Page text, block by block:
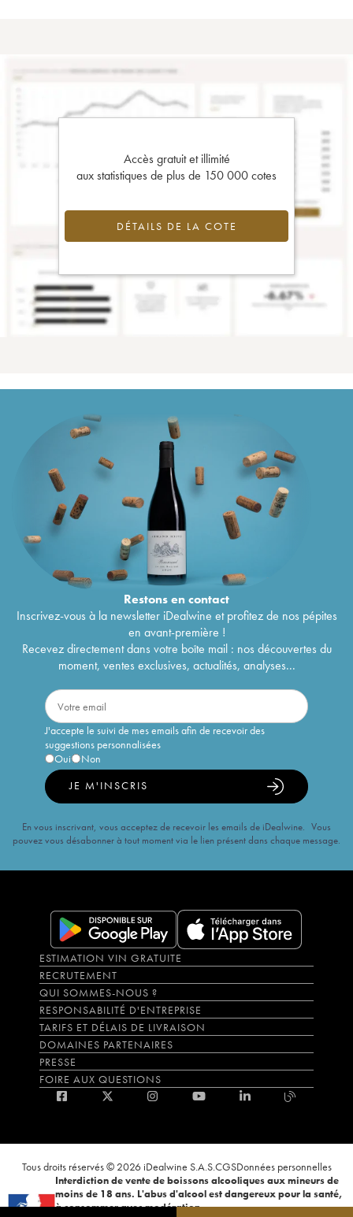
Accès gratuit et illimité
aux statistiques de plus de 150 000 cotes
DÉTAILS DE LA COTE
Restons encontact
Inscrivez-vous à la newsletter iDealwine et profitez de nos pépites
en avant-première !
Recevez directement dans votre boîte mail : nos découvertes du
moment, ventes exclusives, actualités, analyses...
J'accepte le suivi de mes emails afin de recevoir des
suggestions personnalisées
Oui
Non
JE M'INSCRIS
En vous inscrivant, vous acceptez de recevoir les emails de iDealwine. Vous
pouvez vous désabonner à tout moment via le lien présent dans chaque message.
ESTIMATION VIN GRATUITE
RECRUTEMENT
QUI SOMMES-NOUS ?
RESPONSABILITÉ D'ENTREPRISE
TARIFS ET DÉLAIS DE LIVRAISON
DOMAINES PARTENAIRES
PRESSE
FOIRE AUX QUESTIONS
Tous droits réservés © 2026 iDealwine S.A.S.CGSDonnées personnelles
Interdiction de vente de boissons alcooliques aux mineurs de
moins de 18 ans. L'abus d'alcool est dangereux pour la santé,
à consommer avec modération.